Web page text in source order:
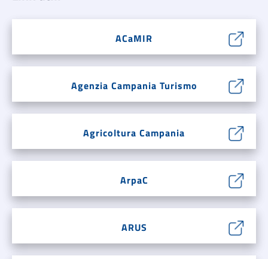
ACaMIR
Agenzia Campania Turismo
Agricoltura Campania
ArpaC
ARUS